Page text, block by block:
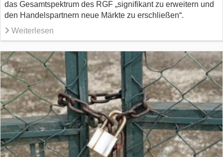
das Gesamtspektrum des RGF „signifikant zu erweitern und
den Handelspartnern neue Märkte zu erschließen“.
Weiterlesen